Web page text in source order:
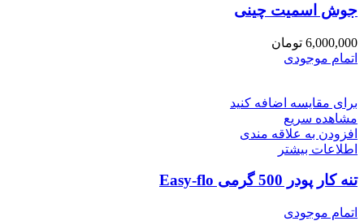
جوش اسمیت چینی
6,000,000 تومان
اتمام موجودی
برای مقایسه اضافه کنید
مشاهده سریع
افزودن به علاقه مندی
اطلاعات بیشتر
تنه کار پودر 500 گرمی Easy-flo
اتمام موجودی